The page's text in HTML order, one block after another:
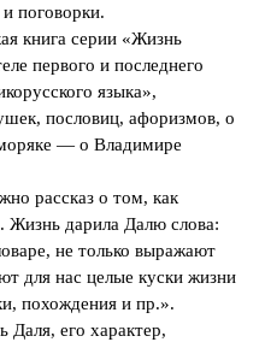
поговорки.
книга серии «Жизнь
первого и последнего
языка»,
пословиц, афоризмов, о
— о Владимире
рассказ о том, как
Жизнь дарила Далю слова:
не только выражают
для нас целые куски жизни
похождения и пр.».
Даля, его характер,